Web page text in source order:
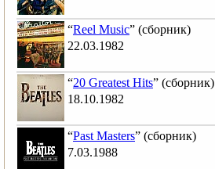
“Reel Music” (сборник)
22.03.1982
“20 Greatest Hits” (сборник)
18.10.1982
“Past Masters” (сборник)
7.03.1988